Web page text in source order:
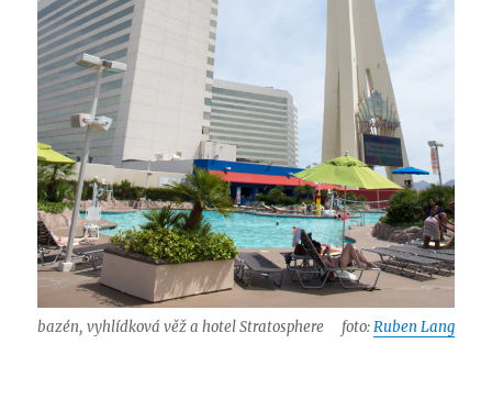
bazén, vyhlídková věž a hotel Stratosphere foto:Ruben Lang